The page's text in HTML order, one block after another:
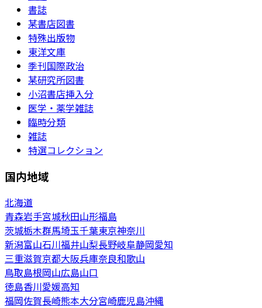
書誌
某書店図書
特殊出版物
東洋文庫
季刊国際政治
某研究所図書
小沼書店挿入分
医学・薬学雑誌
臨時分類
雑誌
特選コレクション
国内地域
北海道
青森岩手宮城秋田山形福島
茨城栃木群馬埼玉千葉東京神奈川
新潟富山石川福井山梨長野岐阜静岡愛知
三重滋賀京都大阪兵庫奈良和歌山
鳥取島根岡山広島山口
徳島香川愛媛高知
福岡佐賀長崎熊本大分宮崎鹿児島沖縄